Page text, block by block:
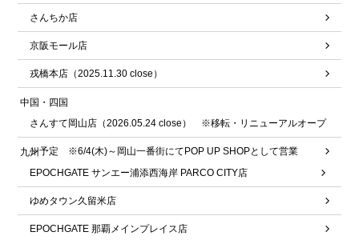
さんちか店
京阪モール店
戎橋本店（2025.11.30 close）
中国・四国
さんすて岡山店（2026.05.24 close） ※移転・リニューアルオープ
ン予定 ※6/4(木)～岡山一番街にてPOP UP SHOPとして営業
九州
EPOCHGATE サンエー浦添西海岸 PARCO CITY店
ゆめタウン久留米店
EPOCHGATE 那覇メインプレイス店